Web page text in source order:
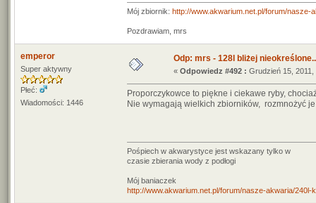
Mój zbiornik: http://www.akwarium.net.pl/forum/
Pozdrawiam, mrs
emperor
Super aktywny
Płeć:
Wiadomości: 1446
Odp: mrs - 128l bliżej
« Odpowiedz #492 : Grudzień 15, 2011,
Proporczykowce to piękne i ciekawe ryby,
Nie wymagają wielkich zbiorników, rozmnożyć
Pośpiech w akwarystyce jest wskazany tylko w
czasie zbierania wody z podłogi
Mój baniaczek
http://www.akwarium.net.pl/forum/nasze-akwaria/240l-